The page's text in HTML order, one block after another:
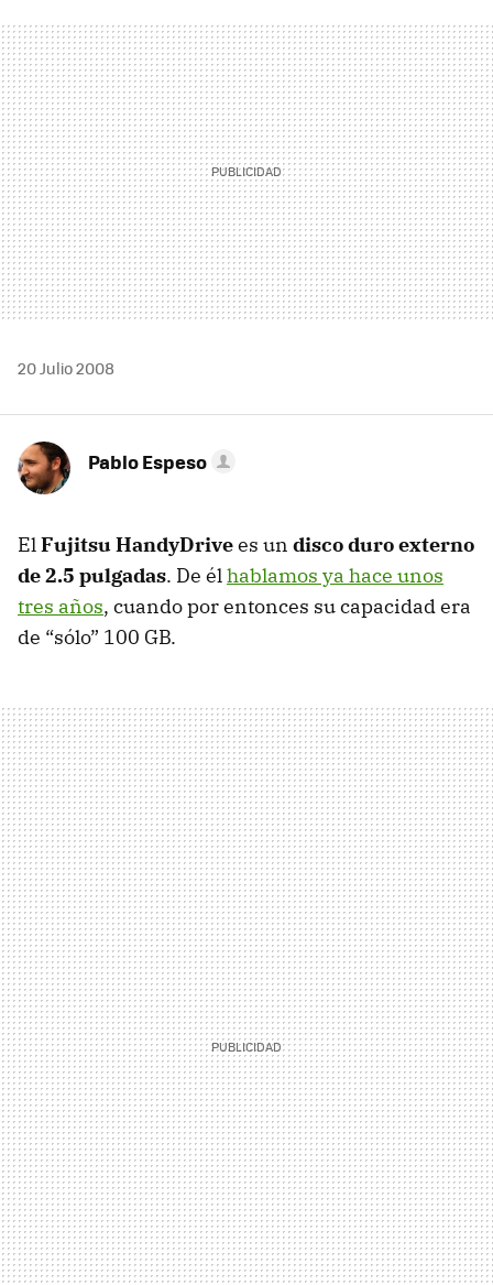
MAIL
20 Julio 2008
Pablo Espeso
ElFujitsu HandyDrivees un disco duro externo
de 2.5 pulgadas. De élhablamos ya hace unos
tres años, cuando por entonces su capacidad era
de “sólo” 100 GB.